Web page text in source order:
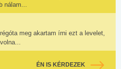
nálam...
meg akartam írni ezt a levelet,
ÉN IS KÉRDEZEK